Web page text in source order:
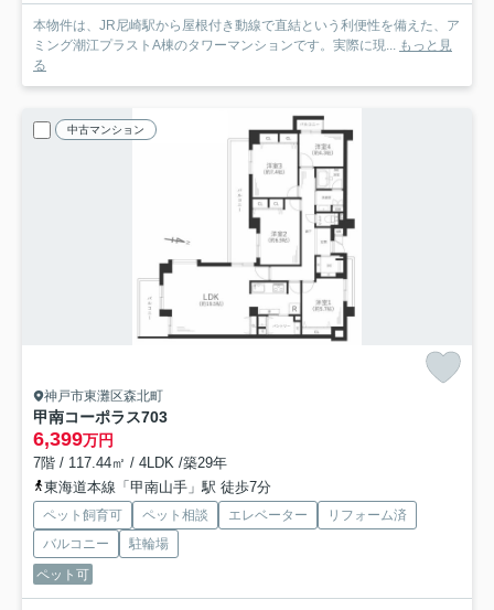
本物件は、JR尼崎駅から屋根付き動線で直結という利便性を備えた、ア
ミング潮江プラストA棟のタワーマンションです。実際に現...
もっと見
る
中古マンション
神戸市東灘区森北町
甲南コーポラス703
6,399万円
7階 / 117.44㎡ / 4LDK /築29年
東海道本線「甲南山手」駅 徒歩7分
ペット飼育可 ペット相談 エレベーター
リフォーム済
バルコニー
駐輪場
ペット可